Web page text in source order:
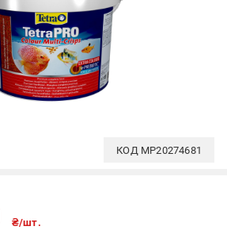
КОД MP20274681
₴/шт.